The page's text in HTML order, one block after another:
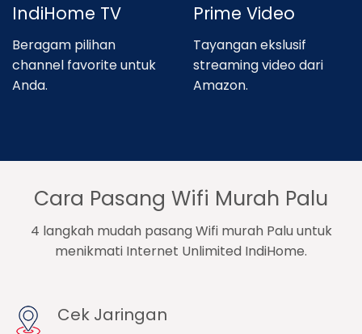
IndiHome TV
Beragam pilihan
channel favorite untuk
Anda.
Prime Video
Tayangan ekslusif
streaming video dari
Amazon.
Cara Pasang Wifi Murah Palu
4 langkah mudah pasang Wifi murah Palu untuk
menikmati Internet Unlimited IndiHome.
Cek Jaringan